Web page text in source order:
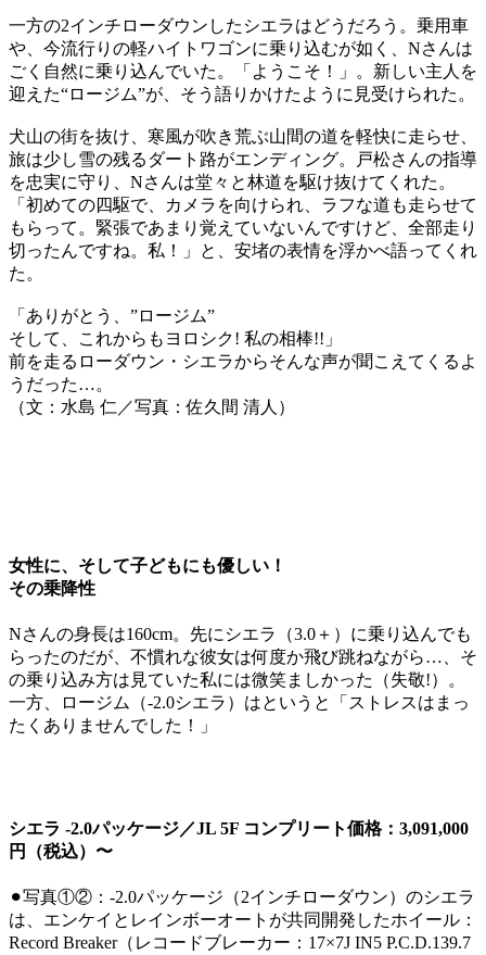
一方の2インチローダウンしたシエラはどうだろう。乗用車
や、今流行りの軽ハイトワゴンに乗り込むが如く、Nさんは
ごく自然に乗り込んでいた。「ようこそ！」。新しい主人を
迎えた“ロージム”が、そう語りかけたように見受けられた。
犬山の街を抜け、寒風が吹き荒ぶ山間の道を軽快に走らせ、
旅は少し雪の残るダート路がエンディング。戸松さんの指導
を忠実に守り、Nさんは堂々と林道を駆け抜けてくれた。
「初めての四駆で、カメラを向けられ、ラフな道も走らせて
もらって。緊張であまり覚えていないんですけど、全部走り
切ったんですね。私！」と、安堵の表情を浮かべ語ってくれ
た。
「ありがとう、”ロージム”
そして、これからもヨロシク! 私の相棒!!」
前を走るローダウン・シエラからそんな声が聞こえてくるよ
うだった…。
（文：水島 仁／写真：佐久間 清人）
女性に、そして子どもにも優しい！
その乗降性
Nさんの身長は160cm。先にシエラ（3.0＋）に乗り込んでも
らったのだが、不慣れな彼女は何度か飛び跳ねながら…、そ
の乗り込み方は見ていた私には微笑ましかった（失敬!）。
一方、ロージム（-2.0シエラ）はというと「ストレスはまっ
たくありませんでした！」
シエラ -2.0パッケージ／JL 5F コンプリート価格：3,091,000
円（税込）〜
⚫︎写真①②：-2.0パッケージ（2インチローダウン）のシエラ
は、エンケイとレインボーオートが共同開発したホイール：
Record Breaker（レコードブレーカー：17×7J IN5 P.C.D.139.7